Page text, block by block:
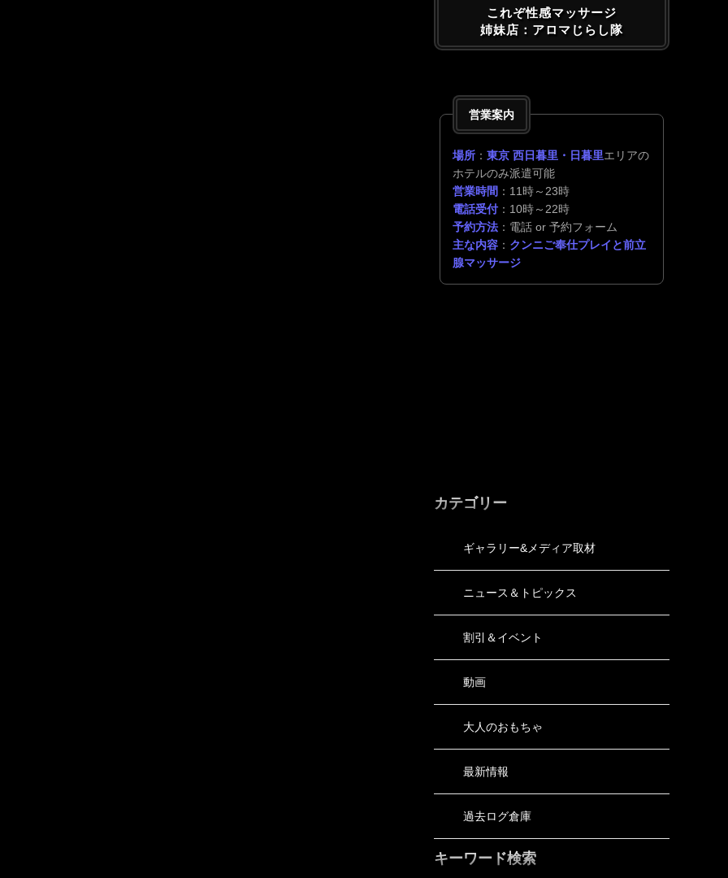
これぞ性感マッサージ
姉妹店：アロマじらし隊
営業案内
場所 ： 東京 西日暮里・日暮里エリアの
ホテルのみ派遣可能
営業時間 ：11時～23時
電話受付：10時～22時
予約方法 ：電話 or 予約フォーム
主な内容 ： クンニご奉仕プレイと前立
腺マッサージ
カテゴリー
ギャラリー&メディア取材
ニュース＆トピックス
割引＆イベント
動画
大人のおもちゃ
最新情報
過去ログ倉庫
キーワード検索